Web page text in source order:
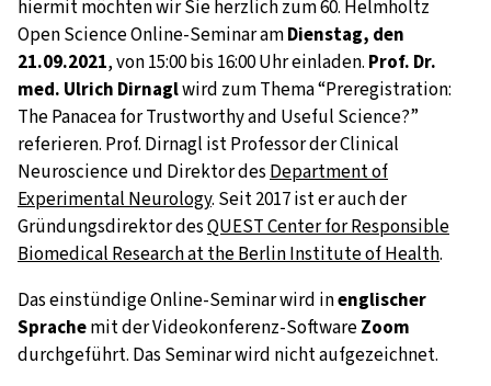
hiermit möchten wir Sie herzlich zum 60. Helmholtz
Open Science Online-Seminar amDienstag, den
21.09.2021, von 15:00 bis 16:00 Uhr einladen. Prof. Dr.
med. Ulrich Dirnaglwird zum Thema “Preregistration:
The Panacea for Trustworthy and Useful Science?”
referieren. Prof. Dirnagl ist Professor der Clinical
Neuroscience und Direktor des Department of
Experimental Neurology. Seit 2017 ist er auch der
Gründungsdirektor desQUEST Center for Responsible
Biomedical Research at the Berlin Institute of Health.
Das einstündige Online-Seminar wird inenglischer
Sprachemit der Videokonferenz-SoftwareZoom
durchgeführt. Das Seminar wird nicht aufgezeichnet.